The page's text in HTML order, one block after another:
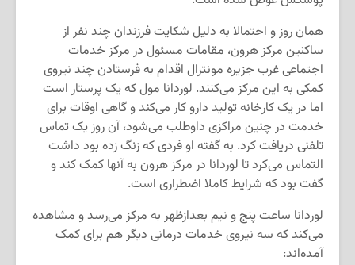
همان روز و احتمالا به دلیل شکایت فرزندان چند نفر از
ساکنین مرکز هرون، مقامات مسئول در مرکز خدمات
اجتماعی غرب جزیره مونترال اقدام به فرستادن چند نیروی
کمکی به این مرکز می‌کنند. لوردانا مول که یک پرستار است
اما در یک کارخانه تولید دارو کار می‌کند و گاهی اوقات برای
خدمت در چنین مراکزی داوطلب می‌شود، آن روز یک تماس
تلفنی دریافت کرد. به گفته او فردی که زنگ زده بود داشت
التماس می‌کرد تا لوردانا در مرکز هرون به آنها کمک کند و
گفت بود که شرایط کاملا اضطراری است.
لوردانا ساعت پنج و نیم بعدازظهر به مرکز می‌رسد و مشاهده
می‌کند که سه نیروی خدمات درمانی دیگر هم برای کمک
آمده‌اند: